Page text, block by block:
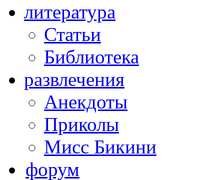
литература
Статьи
Библиотека
развлечения
Анекдоты
Приколы
Мисс Бикини
форум